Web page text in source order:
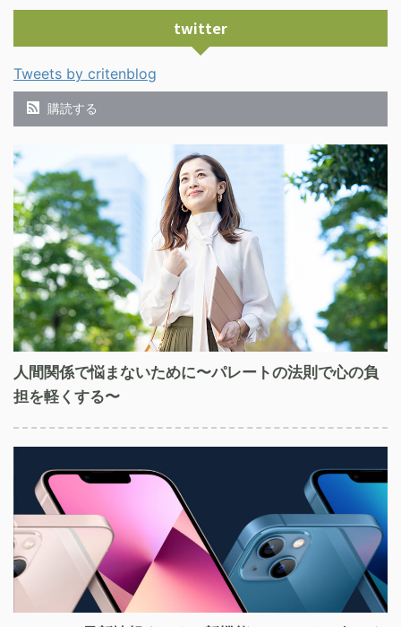
twitter
Tweets by critenblog
購読する
人間関係で悩まないために〜パレートの法則で心の負
担を軽くする〜